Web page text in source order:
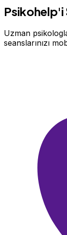
Psikohelp'i
Uzman
seanslarınızı